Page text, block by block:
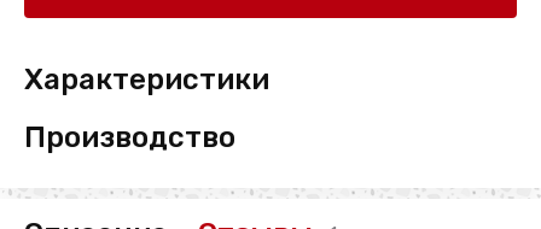
Характеристики
Производство